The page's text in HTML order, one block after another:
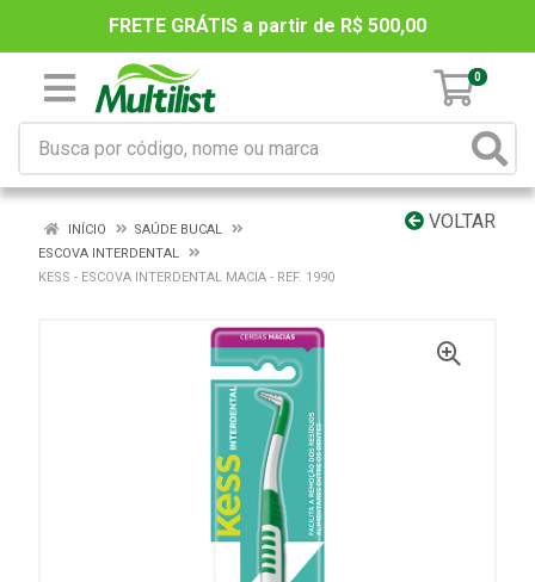
FRETE GRÁTIS a partir de R$ 500,00
0
VOLTAR
INÍCIO
SAÚDE BUCAL
ESCOVA INTERDENTAL
KESS - ESCOVA INTERDENTAL MACIA - REF. 1990